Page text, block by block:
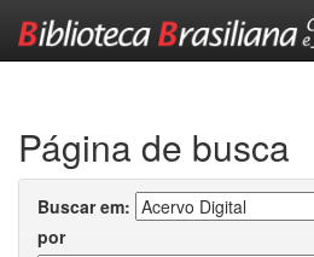
Página de busca
Buscar em:
por